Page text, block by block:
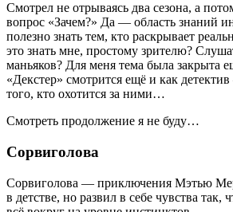
Смотрел не отрываясь два сезона, а
вопрос «Зачем?» Да — область знаний
полезно знать тем, кто раскрывает
это знать мне, простому зрителю?
маньяков? Для меня тема была закрыта
«Декстер» смотрится ещё и как
того, кто охотится за ними…
Смотреть продолжение я не буду…
Сорвиголова
Сорвиголова — приключения Мэтью
в детстве, но развил в себе чувства так,